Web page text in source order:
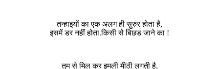
तन्हाइयों का एक अलग ही सुरुर होता है,
इसमें डर नहीं होता.किसी से बिछड जाने का !
तुम से मिल कर इमली मीठी लगती है,